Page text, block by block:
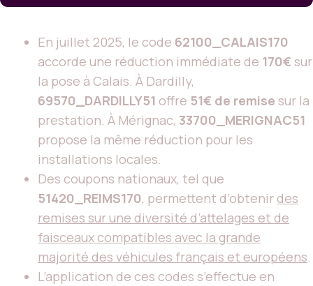
En juillet 2025, le code 62100_CALAIS170
accorde une réduction immédiate de 170€ sur
la pose à Calais. À Dardilly,
69570_DARDILLY51 offre 51€ de remise sur la
prestation. À Mérignac, 33700_MERIGNAC51
propose la même réduction pour les
installations locales.
Des coupons nationaux, tel que
51420_REIMS170, permettent d’obtenir des
remises sur une diversité d’attelages et de
faisceaux compatibles avec la grande
majorité des véhicules français et européens
L’application de ces codes s’effectue en